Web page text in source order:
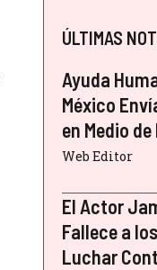
ÚLTIMAS
Ayuda
México
en Medio
Web Editor
El Actor
Fallece a
Luchar